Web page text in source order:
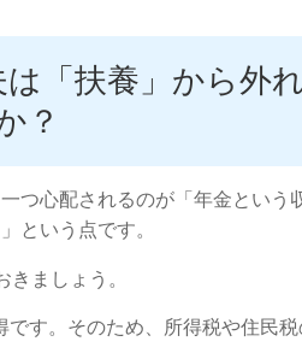
「扶養」から外
？
つ心配されるのが「年金という
という点です。
ましょう。
です。そのため、所得税や住民